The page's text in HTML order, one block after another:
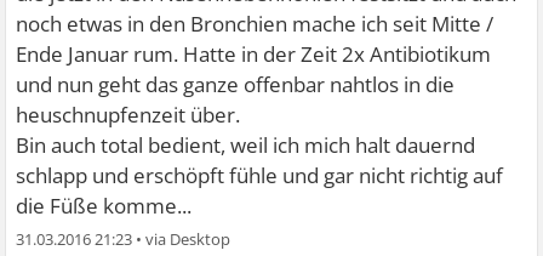
noch etwas in den Bronchien mache ich seit Mitte /
Ende Januar rum. Hatte in der Zeit 2x Antibiotikum
und nun geht das ganze offenbar nahtlos in die
heuschnupfenzeit über.
Bin auch total bedient, weil ich mich halt dauernd
schlapp und erschöpft fühle und gar nicht richtig auf
die Füße komme...
31.03.2016 21:23 •